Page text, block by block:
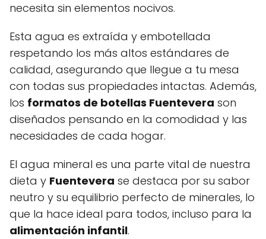
necesita sin elementos nocivos.
Esta agua es extraída y embotellada
respetando los más altos estándares de
calidad, asegurando que llegue a tu mesa
con todas sus propiedades intactas. Además,
los formatos de botellas Fuentevera son
diseñados pensando en la comodidad y las
necesidades de cada hogar.
El agua mineral es una parte vital de nuestra
dieta y Fuentevera se destaca por su sabor
neutro y su equilibrio perfecto de minerales, lo
que la hace ideal para todos, incluso para la
alimentación infantil.